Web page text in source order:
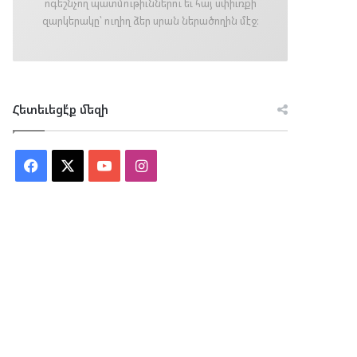
զարկերակը՝ ուղիղ ձեր սրան ներածողին մէջ։
Հետեւեցէ՛ք մեզի
Facebook YouTubeInstagram